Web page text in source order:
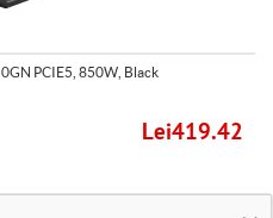
PCIE5, 850W, Black
Lei419.42